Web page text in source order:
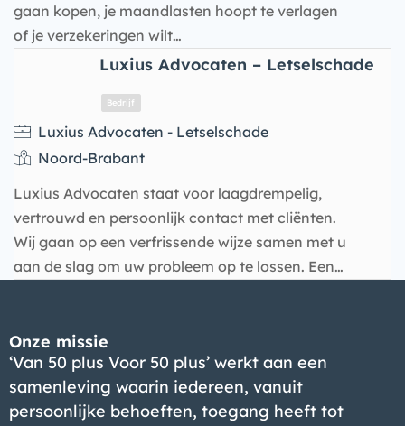
Bedrijf
gaan kopen, je maandlasten hoopt te verlagen
of je verzekeringen wilt…
Luxius Advocaten – Letselschade
Luxius Advocaten - Letselschade
Noord-Brabant
Luxius Advocaten staat voor laagdrempelig,
vertrouwd en persoonlijk contact met cliënten.
Wij gaan op een verfrissende wijze samen met u
aan de slag om uw probleem op te lossen. Een…
Onze missie
‘Van 50 plus Voor 50 plus’ werkt aan een
samenleving waarin iedereen, vanuit
persoonlijke behoeften, toegang heeft tot